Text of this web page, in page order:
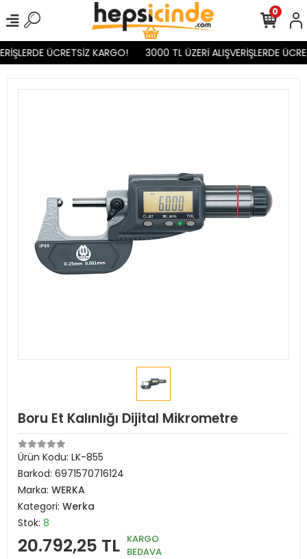
ÜCRETSİZ KARGO! 3000 TL ÜZERİ ALIŞVERİŞLERDE
0
Boru Et Kalınlığı Dijital Mikrometre
Ürün Kodu: LK-855
Barkod: 6971570716124
Marka: WERKA
Kategori: Werka
Stok: 8
20.792,25 TL KARGO
BEDAVA